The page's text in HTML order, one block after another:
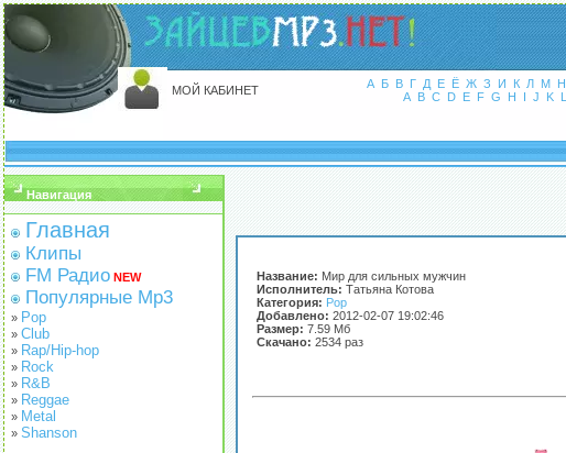
МОЙ КАБИНЕТ А Б В Г Д Е Ё Ж З И К Л М Н
A B C D E F G H I J K L
Навигация
Главная
Клипы
FM Радио NEW
Популярные Mp3
» Pop
» Club
» Rap/Hip-hop
» Rock
» R&B
» Reggae
» Metal
» Shanson
Название: Мир для сильных мужчин
Исполнитель: Татьяна Котова
Категория: Pop
Добавлено: 2012-02-07 19:02:46
Размер: 7.59 Мб
Скачано: 2534 раз